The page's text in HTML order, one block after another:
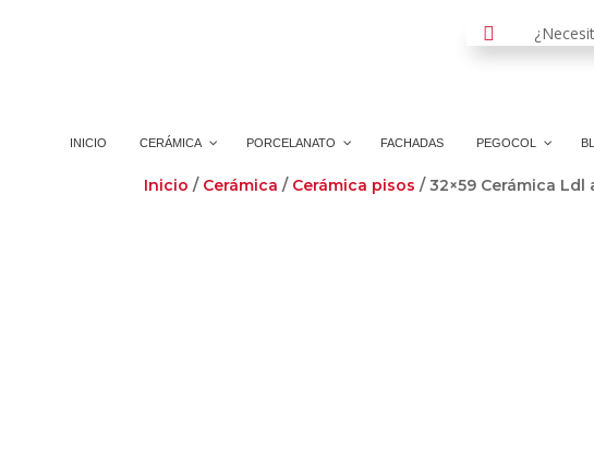

INICIO CERÁMICA PORCELANATO FACHADAS PEGOCOL
Inicio / Cerámica / Cerámica pisos / 32×59 Cerámica Ldl